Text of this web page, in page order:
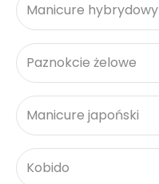
Manicure hybrydowy
Paznokcie żelowe
Manicure japoński
Kobido